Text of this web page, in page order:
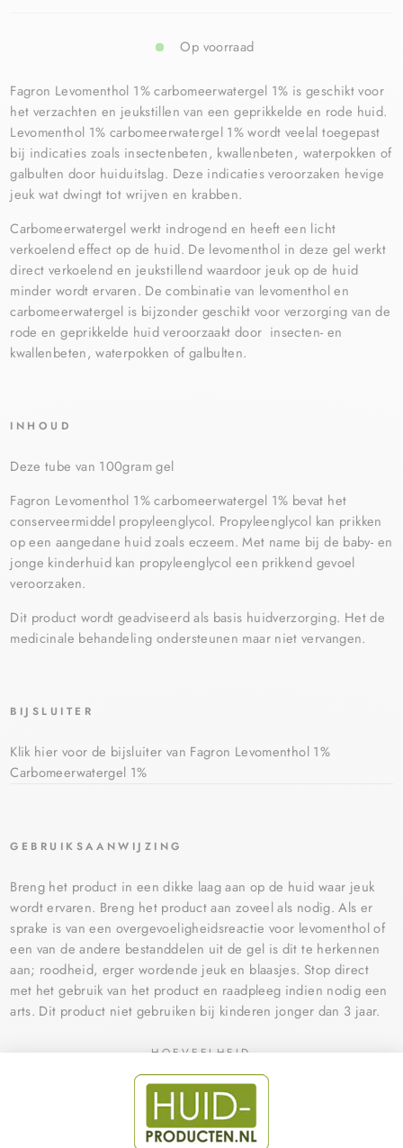
Op voorraad
Fagron Levomenthol 1% carbomeerwatergel 1% is geschikt voor
het verzachten en jeukstillen van een geprikkelde en rode huid.
Levomenthol 1% carbomeerwatergel 1% wordt veelal toegepast
bij indicaties zoals insectenbeten, kwallenbeten, waterpokken of
galbulten door huiduitslag. Deze indicaties veroorzaken hevige
jeuk wat dwingt tot wrijven en krabben.
Carbomeerwatergel werkt indrogend en heeft een licht
verkoelend effect op de huid. De levomenthol in deze gel werkt
direct verkoelend en jeukstillend waardoor jeuk op de huid
minder wordt ervaren. De combinatie van levomenthol en
carbomeerwatergel is bijzonder geschikt voor verzorging van de
rode en geprikkelde huid veroorzaakt door insecten- en
kwallenbeten, waterpokken of galbulten.
INHOUD
Deze tube van 100gram gel
Fagron Levomenthol 1% carbomeerwatergel 1% bevat het
conserveermiddel propyleenglycol. Propyleenglycol kan prikken
op een aangedane huid zoals eczeem. Met name bij de baby- en
jonge kinderhuid kan propyleenglycol een prikkend gevoel
veroorzaken.
Dit product wordt geadviseerd als basis huidverzorging. Het de
medicinale behandeling ondersteunen maar niet vervangen.
BIJSLUITER
Klik hier voor de bijsluiter van Fagron Levomenthol 1%
Carbomeerwatergel 1%
GEBRUIKSAANWIJZING
Breng het product in een dikke laag aan op de huid waar jeuk
wordt ervaren. Breng het product aan zoveel als nodig. Als er
sprake is van een overgevoeligheidsreactie voor levomenthol of
een van de andere bestanddelen uit de gel is dit te herkennen
aan; roodheid, erger wordende jeuk en blaasjes. Stop direct
met het gebruik van het product en raadpleeg indien nodig een
arts. Dit product niet gebruiken bij kinderen jonger dan 3 jaar.
HOEVEELHEID
− +